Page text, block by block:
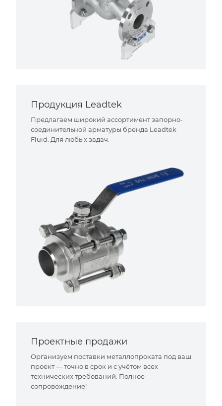
Продукция Leadtek
Предлагаем широкий ассортимент запорно-
соединительной арматуры бренда Leadtek
Fluid. Для любых задач.
Проектные продажи
Организуем поставки металлопроката под ваш
проект — точно в срок и с учётом всех
технических требований. Полное
сопровождение!